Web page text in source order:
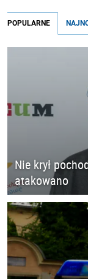
POPULARNE
Nie krył
atakowano